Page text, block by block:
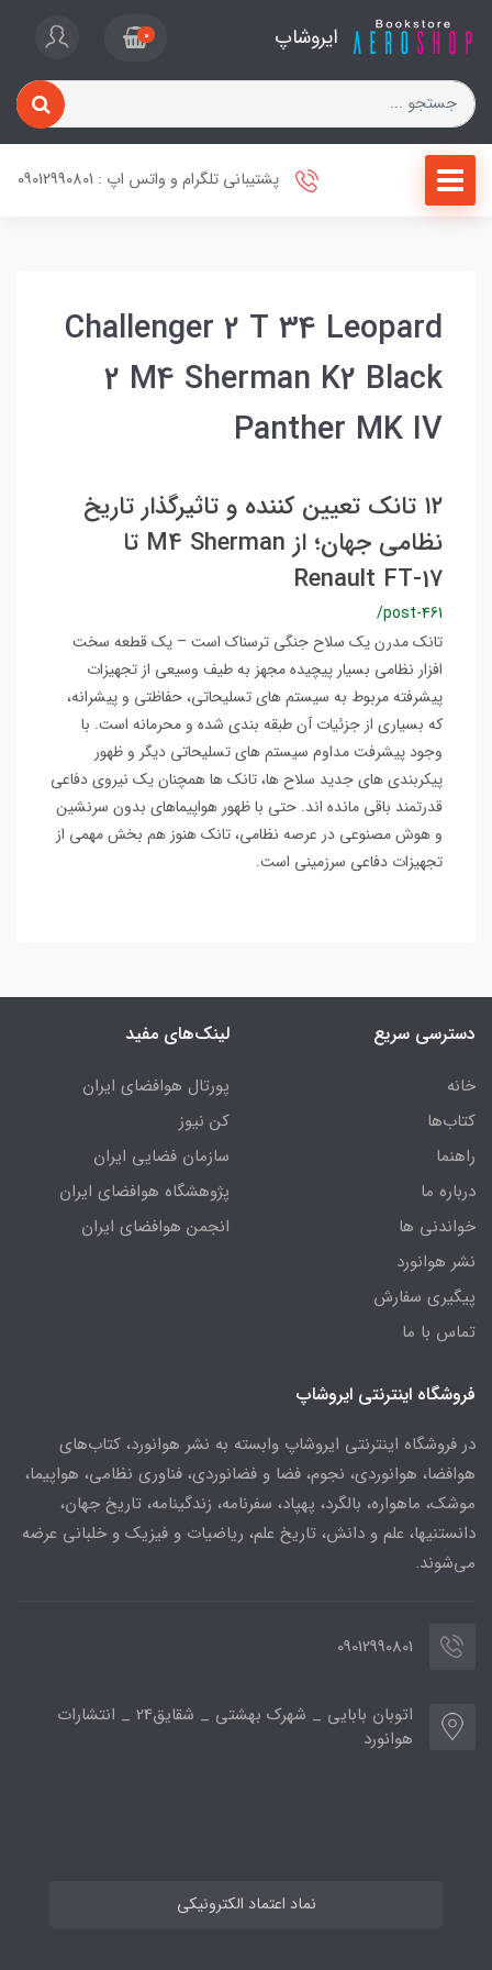
ایروشاپ 0
پشتیبانی تلگرام و واتس اپ : 09012990801
Challenger 2 T 34 Leopard
2 M4 Sherman K2 Black
Panther MK IV
۱۲ تانک تعیین کننده و تاثیرگذار تاریخ
نظامی جهان؛ از M4 Sherman تا
Renault FT-17
/post-461
تانک مدرن یک سلاح جنگی ترسناک است – یک قطعه سخت
افزار نظامی بسیار پیچیده مجهز به طیف وسیعی از تجهیزات
پیشرفته مربوط به سیستم های تسلیحاتی، حفاظتی و پیشرانه،
که بسیاری از جزئیات آن طبقه بندی شده و محرمانه است. با
وجود پیشرفت مداوم سیستم های تسلیحاتی دیگر و ظهور
پیکربندی های جدید سلاح ها، تانک ها همچنان یک نیروی دفاعی
قدرتمند باقی مانده اند. حتی با ظهور هواپیماهای بدون سرنشین
و هوش مصنوعی در عرصه نظامی، تانک هنوز هم بخش مهمی از
تجهیزات دفاعی سرزمینی است.
دسترسی سریع
خانه
کتاب‌ها
راهنما
درباره ما
خواندنی ها
نشر هوانورد
پیگیری سفارش
تماس با ما
لینک‌های مفید
پورتال هوافضای ایران
کن نیوز
سازمان فضایی ایران
پژوهشگاه هوافضای ایران
انجمن هوافضای ایران
فروشگاه اینترنتی ایروشاپ
در فروشگاه اینترنتی ایروشاپ وابسته به نشر هوانورد، کتاب‌های
هوافضا، هوانوردی، نجوم، فضا و فضانوردی، فناوری نظامی، هواپیما،
موشک، ماهواره، بالگرد، پهپاد، سفرنامه، زندگینامه، تاریخ جهان،
دانستنیها، علم و دانش، تاریخ علم، ریاضیات و فیزیک و خلبانی عرضه
می‌شوند.
09012990801
اتوبان بابایی _ شهرک بهشتی _ شقایق24 _ انتشارات
هوانورد
نماد اعتماد الکترونیکی